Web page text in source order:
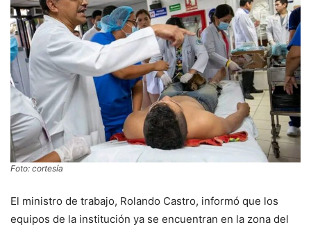
Foto: cortesía
El ministro de trabajo, Rolando Castro, informó que los
equipos de la institución ya se encuentran en la zona del